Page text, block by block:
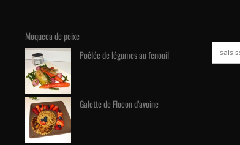
Moqueca de peixe
Poêlée de légumes au fenouil
Galette de Flocon d’avoine